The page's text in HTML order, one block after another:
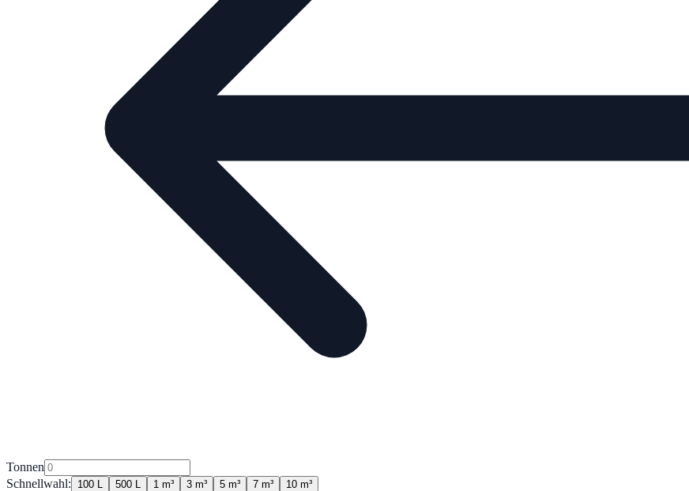
Tonnen
Schnellwahl:
100 L 500 L 1 m³ 3 m³ 5 m³ 7 m³ 10 m³